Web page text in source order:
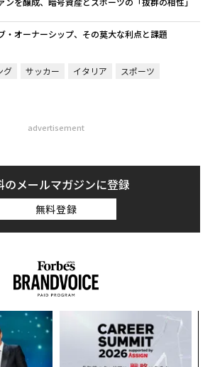
・オーナーシップ、その莫大な利点と課題
グ サッカー イタリア スポーツ
advertisement
のメールマガジンに登録
無料登録